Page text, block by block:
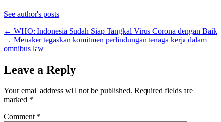
See author's posts
← WHO: Indonesia Sudah Siap Tangkal Virus Corona dengan Baik
→ Menaker tegaskan komitmen perlindungan tenaga kerja dalam
omnibus law
Leave a Reply
Your email address will not be published. Required fields are
marked *
Comment *